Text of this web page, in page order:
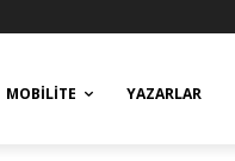
MOBILITE YAZARLAR